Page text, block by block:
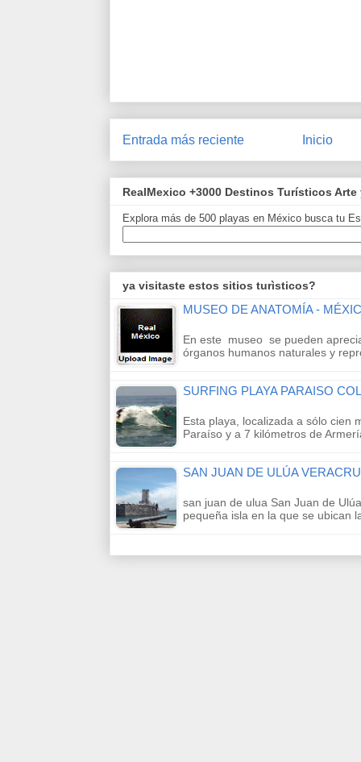
Entrada más reciente Inicio
RealMexico +3000 Destinos Turísticos
Explora más de 500 playas en México busca tu
ya visitaste estos sitios turìsticos?
MUSEO DE ANATOMÍA -
En este museo se pueden
órganos humanos naturales y
SURFING PLAYA PARAISO
Esta playa, localizada a sólo cien
Paraíso y a 7 kilómetros de
SAN JUAN DE ULÚA
san juan de ulua San Juan de
pequeña isla en la que se ubican